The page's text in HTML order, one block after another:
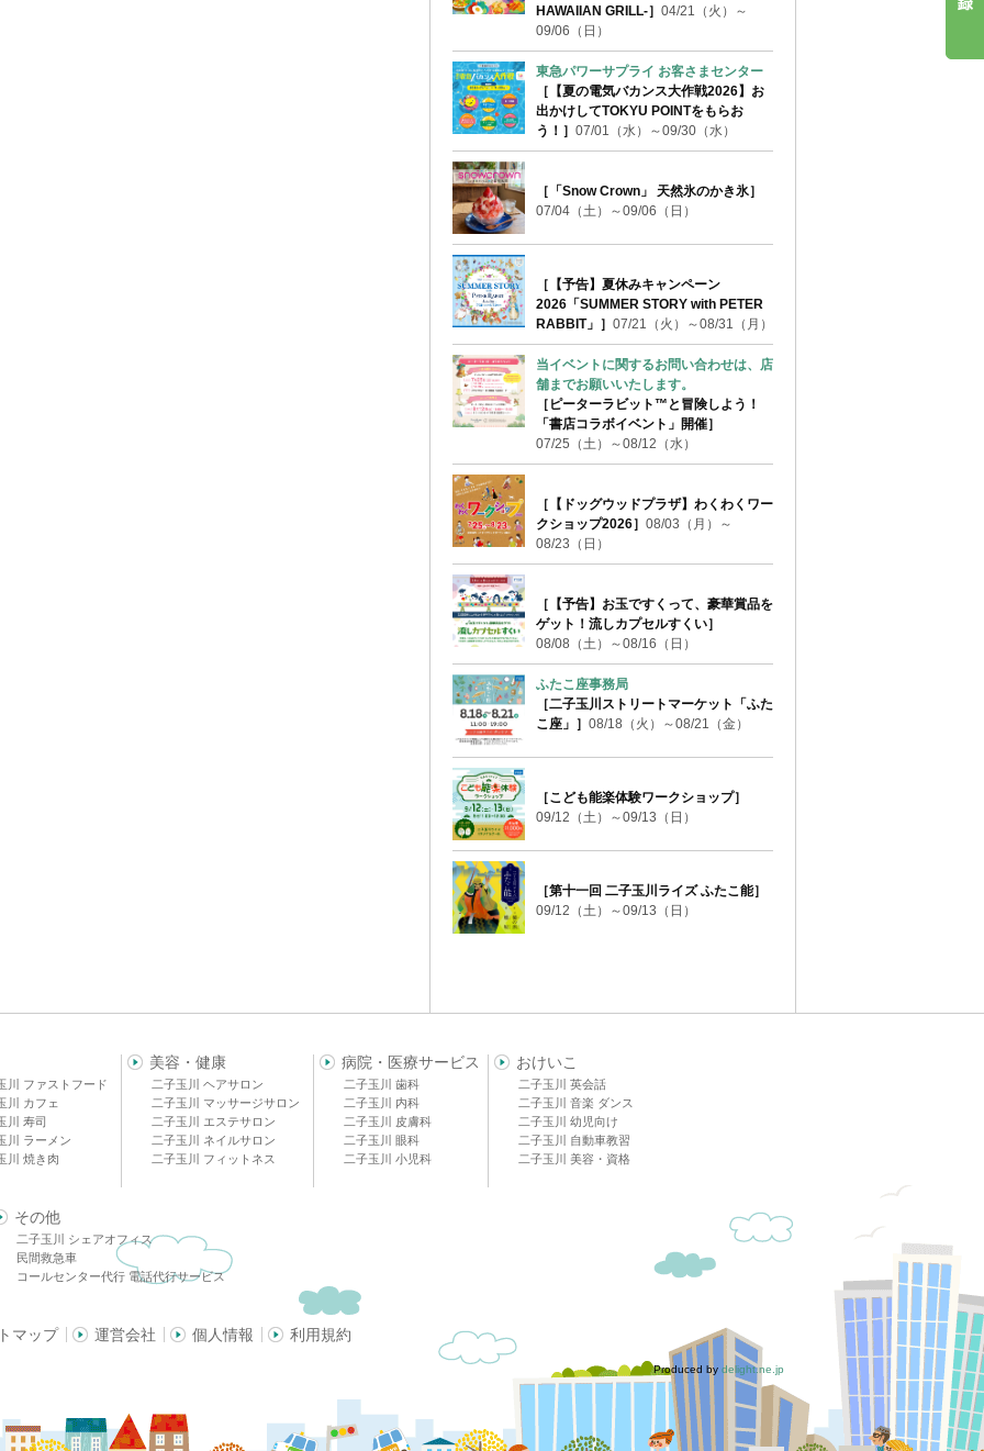
HAWAIIAN GRILL-］ 04/21（火）～
09/06（日）
東急パワーサプライ お客さまセンター
［【夏の電気バカンス大作戦2026】お
出かけしてTOKYU POINTをもらお
う！］ 07/01（水）～09/30（水）
［「Snow Crown」 天然氷のかき氷］
07/04（土）～09/06（日）
［【予告】夏休みキャンペーン
2026「SUMMER STORY with PETER
RABBIT」］ 07/21（火）～08/31（月）
当イベントに関するお問い合わせは、店
舗までお願いいたします。
［ピーターラビット™と冒険しよう！
「書店コラボイベント」開催］
07/25（土）～08/12（水）
［【ドッグウッドプラザ】わくわくワー
クショップ2026］ 08/03（月）～
08/23（日）
［【予告】お玉ですくって、豪華賞品を
ゲット！流しカプセルすくい］
08/08（土）～08/16（日）
ふたこ座事務局
［二子玉川ストリートマーケット「ふた
こ座」］ 08/18（火）～08/21（金）
［こども能楽体験ワークショップ］
09/12（土）～09/13（日）
［第十一回 二子玉川ライズ ふたこ能］
09/12（土）～09/13（日）
川 ファストフード
川 カフェ
川 寿司
川 ラーメン
川 焼き肉
美容・健康
二子玉川 ヘアサロン
二子玉川 マッサージサロン
二子玉川 エステサロン
二子玉川 ネイルサロン
二子玉川 フィットネス
病院・医療サービス
二子玉川 歯科
二子玉川 内科
二子玉川 皮膚科
二子玉川 眼科
二子玉川 小児科
おけいこ
二子玉川 英会話
二子玉川 音楽 ダンス
二子玉川 幼児向け
二子玉川 自動車教習
二子玉川 美容・資格
その他
二子玉川 シェアオフィス
民間救急車
コールセンター代行 電話代行サービス
マップ 運営会社 個人情報 利用規約
Produced by delight.ne.jp